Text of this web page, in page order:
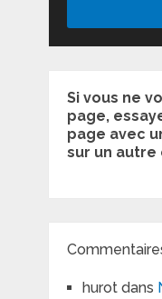
Si vous ne
page,
page avec
sur un
hurotdans